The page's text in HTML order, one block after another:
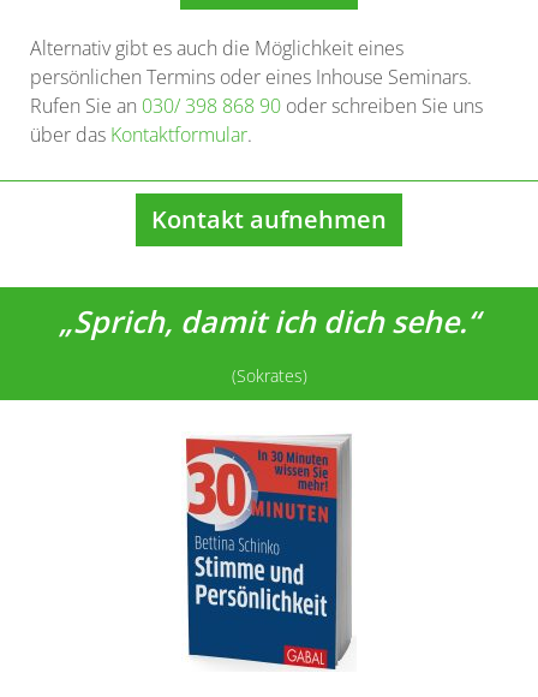
Alternativ gibt es auch die Möglichkeit eines
persönlichen Termins oder eines Inhouse Seminars.
Rufen Sie an 030/ 398 868 90 oder schreiben Sie uns
über das Kontaktformular.
Kontakt aufnehmen
„Sprich, damit ich dich sehe.“
(Sokrates)